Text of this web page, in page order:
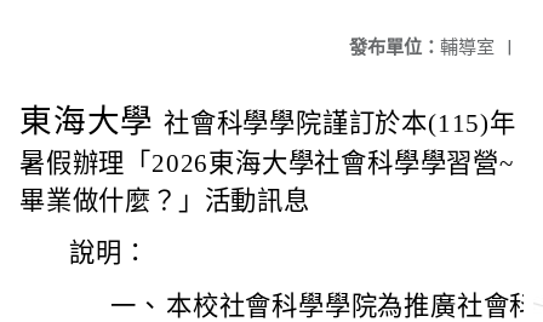
發布單位： 輔導室 |
東海大學 社會科學學院謹訂於本(115)年
暑假辦理「2026東海大學社會科學學習營~
畢業做什麼？」活動訊息
說明：
一、 本校社會科學學院為推廣社會